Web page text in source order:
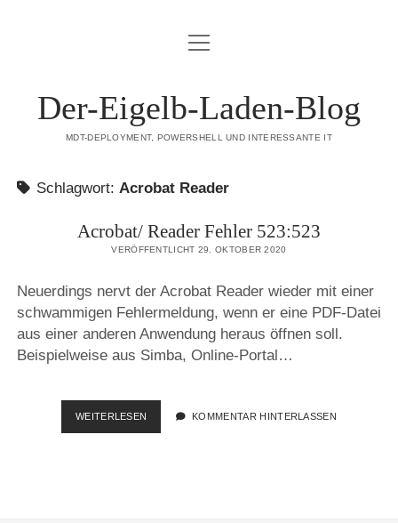
DATENSCHUTZERKLÄRUNG
Menü
öffnen
Der-Eigelb-Laden-Blog
MDT-DEPLOYMENT, POWERSHELL UND INTERESSANTE IT
Schlagwort: Acrobat Reader
Acrobat/ Reader Fehler 523:523
VERÖFFENTLICHT 29. OKTOBER 2020
Neuerdings nervt der Acrobat Reader wieder mit einer
schwammigen Fehlermeldung, wenn er eine PDF-Datei
aus einer anderen Anwendung heraus öffnen soll.
Beispielweise aus Simba, Online-Portal…
WEITERLESEN ACROBAT/
READER
KOMMENTAR HINTERLASSEN